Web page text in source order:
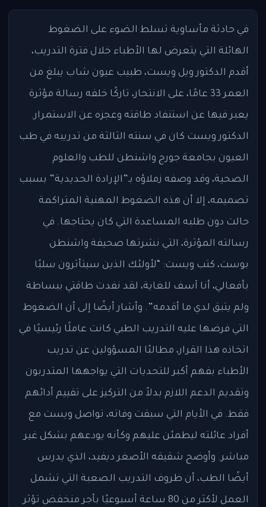
في حادثة مأساوية تسلط الضوء على الضغوط
الهائلة التي يتعرض لها الأطباء خلال فترة التدريب،
أقدم الدكتور ويل ويست، طبيب عيون شاب يبلغ من
العمر 33 عامًا، على الانتحار، تاركًا خلفه رسالة مؤثرة
يعبر فيها عن استنفاد طاقته وعجزه عن الاستمرار.
الدكتور ويست كان في سنته الثالثة من تدريبه في طب
العيون بجامعة جورج واشنطن للطب والعلوم
الصحية، وقد وصفه زملاؤه بـ”الإرادة الحديدية” بسبب
تصميمه، إلا أن هذه الضغوط المهنية المتراكمة
حالت دون طلبه المساعدة التي كان يحتاجها. في
رسالته المؤثرة، التي نشرتها صحيفة واشنطن
بوست، كتب ويست: “لأولئك الذين سيتأثرون سلبًا
بأفعالي، أنا آسف للغاية، لقد نفدت طاقتي ببساطة
ولم يتبق لدي ما أقدمه”. وأشار أيضًا إلى أن الضغوط
التي فرضها عليه التدريب الطبي كانت عاملًا رئيسيًا في
اتخاذه هذا القرار، مطالبًا المسؤولين عن تدريب
الأطباء بفهم أكبر للتحديات التي يواجهها المتدربون
وتقديم الدعم اللازم بدلاً من التركيز على تقييم أدائهم
فقط. في الأيام التي سبقت وفاته، تواصل ويست مع
أفراد عائلته ليطمئن عليهم وكأنه يودعهم بشكل غير
مباشر. وأوضح شقيقه الأصغر ديفيد، الذي يدرس
أيضًا الطب، أن ظروف التدريب الصعبة التي تشمل
العمل لأكثر من 80 ساعة أسبوعيًا بأجر منخفض تؤثر